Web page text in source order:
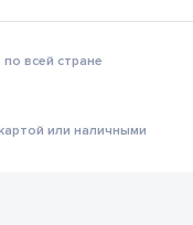
всей стране
или наличными